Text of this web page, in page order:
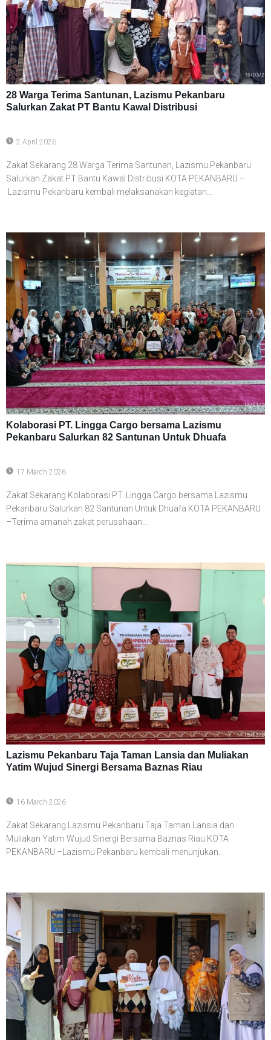
28 Warga Terima Santunan, Lazismu Pekanbaru
Salurkan Zakat PT Bantu Kawal Distribusi
2 April 2026
Zakat Sekarang 28 Warga Terima Santunan, Lazismu Pekanbaru
Salurkan Zakat PT Bantu Kawal Distribusi KOTA PEKANBARU –
Lazismu Pekanbaru kembali melaksanakan kegiatan...
Kolaborasi PT. Lingga Cargo bersama Lazismu
Pekanbaru Salurkan 82 Santunan Untuk Dhuafa
17 March 2026
Zakat Sekarang Kolaborasi PT. Lingga Cargo bersama Lazismu
Pekanbaru Salurkan 82 Santunan Untuk Dhuafa KOTA PEKANBARU
–Terima amanah zakat perusahaan...
Lazismu Pekanbaru Taja Taman Lansia dan Muliakan
Yatim Wujud Sinergi Bersama Baznas Riau
16 March 2026
Zakat Sekarang Lazismu Pekanbaru Taja Taman Lansia dan
Muliakan Yatim Wujud Sinergi Bersama Baznas Riau KOTA
PEKANBARU –Lazismu Pekanbaru kembali menunjukan...